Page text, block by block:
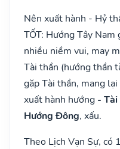
Nên xuất hành - Hỷ
TỐT: Hướng Tây
nhiều niềm vui, may
Tài thần (hướng thần
gặp Tài thần, mang
xuất hành hướng -
Hướng Đông, xấu.
Theo Lịch Vạn Sự, có